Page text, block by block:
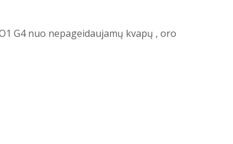
G4 nuo nepageidaujamų kvapų , oro